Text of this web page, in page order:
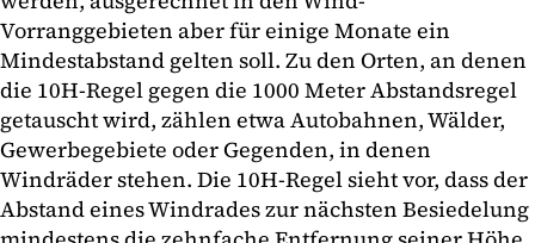
Vorranggebieten aber für einige Monate ein
Mindestabstand gelten soll. Zu den Orten, an denen
die 10H-Regel gegen die 1000 Meter Abstandsregel
getauscht wird, zählen etwa Autobahnen, Wälder,
Gewerbegebiete oder Gegenden, in denen
Windräder stehen. Die 10H-Regel sieht vor, dass der
Abstand eines Windrades zur nächsten Besiedelung